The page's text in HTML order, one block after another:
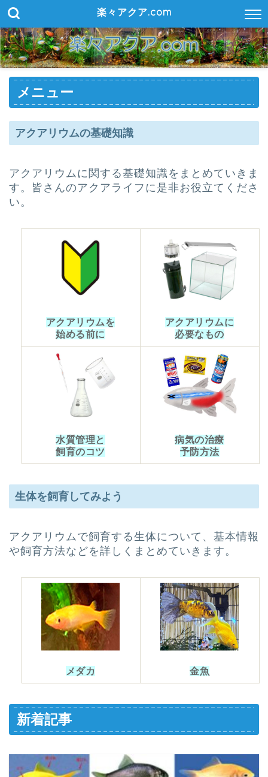
楽々アクア.com
メニュー
アクアリウムの基礎知識
アクアリウムに関する基礎知識をまとめていきま
す。皆さんのアクアライフに是非お役立てくださ
い。
アクアリウムを
始める前に
アクアリウムに
必要なもの
水質管理と
飼育のコツ
病気の治療
予防方法
生体を飼育してみよう
アクアリウムで飼育する生体について、基本情報
や飼育方法などを詳しくまとめていきます。
メダカ 金魚
新着記事